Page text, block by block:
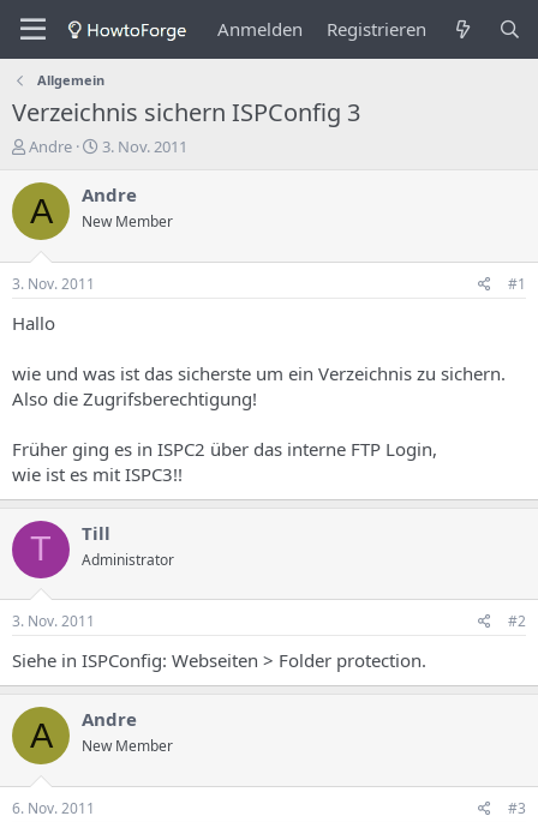
Anmelden Registrieren
Allgemein
Verzeichnis sichern ISPConfig 3
E
s
t
e
l
e
r
s
T
e
m
Andre
E
s
e
d
a
u
m
3. Nov. 2011
A Andre
New Member
3. Nov. 2011 #1
Hallo
wie und was ist das sicherste um ein Verzeichnis zu sichern.
Also die Zugrifsberechtigung!
Früher ging es in ISPC2 über das interne FTP Login,
wie ist es mit ISPC3!!
T Till
Administrator
3. Nov. 2011 #2
Siehe in ISPConfig: Webseiten > Folder protection.
A Andre
New Member
6. Nov. 2011 #3